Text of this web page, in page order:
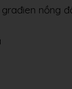
nồng